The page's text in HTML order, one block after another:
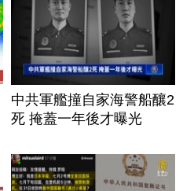
中共軍艦撞自家海警船釀2
死 掩蓋一年後才曝光